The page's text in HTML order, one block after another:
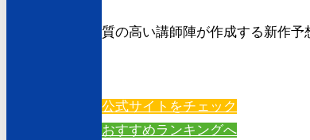
質の高い講師陣が作成する新作予
公式サイトをチェック
おすすめランキングへ